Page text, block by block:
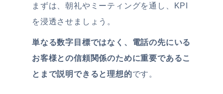
まずは、朝礼やミーティングを通し、KPI
を浸透させましょう。
単なる数字目標ではなく、電話の先にいる
お客様との信頼関係のために重要であるこ
とまで説明できると理想的です。